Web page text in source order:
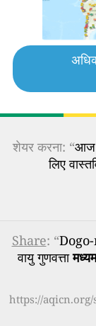
शेयर करना: “आज
लिए
Share: “
वायु गुणवत्तामध्यम
https://